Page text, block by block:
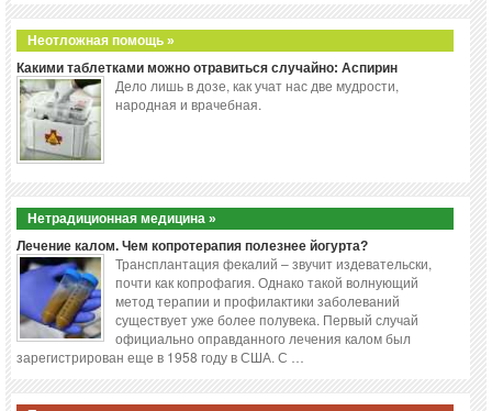
Неотложная помощь »
Какими таблетками можно отравиться случайно: Аспирин
Дело лишь в дозе, как учат нас две мудрости,
народная и врачебная.
Нетрадиционная медицина »
Лечение калом. Чем копротерапия полезнее йогурта?
Трансплантация фекалий – звучит издевательски,
почти как копрофагия. Однако такой волнующий
метод терапии и профилактики заболеваний
существует уже более полувека. Первый случай
официально оправданного лечения калом был
зарегистрирован еще в 1958 году в США. С …